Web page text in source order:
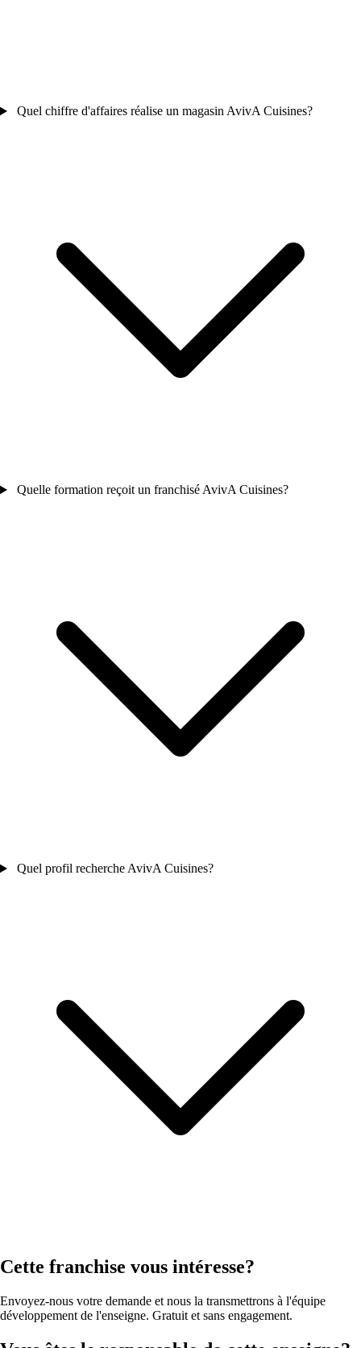
Quel chiffre d'affaires réalise un magasin AvivA Cuisines?
Quelle formation reçoit un franchisé AvivA Cuisines?
Quel profil recherche AvivA Cuisines?
Cette franchise vous intéresse?
Envoyez-nous votre demande et nous la transmettrons à l'équipe
développement de l'enseigne. Gratuit et sans engagement.